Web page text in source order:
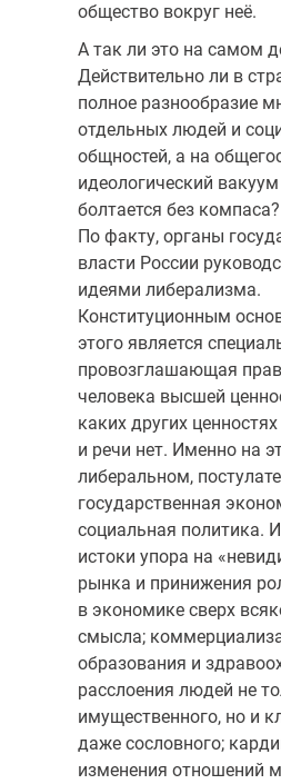
общество вокруг неё.
А так ли это на самом
Действительно ли в
полное разнообразие
отдельных людей и
общностей, а на
идеологический
болтается без
По факту, органы
власти России
идеями либерализма.
Конституционным
этого является
провозглашающая
человека высшей
каких других
и речи нет. Именно на
либеральном,
государственная
социальная политика.
истоки упора на
рынка и принижения
в экономике сверх
смысла;
образования и
расслоения людей не
имущественного, но и
даже сословного;
изменения отношений